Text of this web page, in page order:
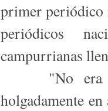
primer periódico
periódicos
campurrianas
"No era
holgadamente